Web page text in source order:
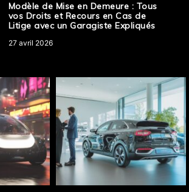
Modèle de Mise en Demeure : Tous
vos Droits et Recours en Cas de
Litige avec un Garagiste Expliqués
27 avril 2026